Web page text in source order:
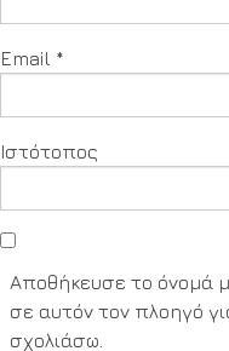
Email *
Ιστότοπος
Αποθήκευσε το όνομά
σε αυτόν τον πλοηγό
σχολιάσω.